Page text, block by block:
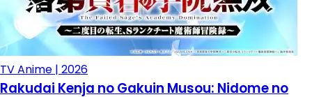
TV Anime | 2026
Rakudai Kenja no Gakuin Musou: Nidome no